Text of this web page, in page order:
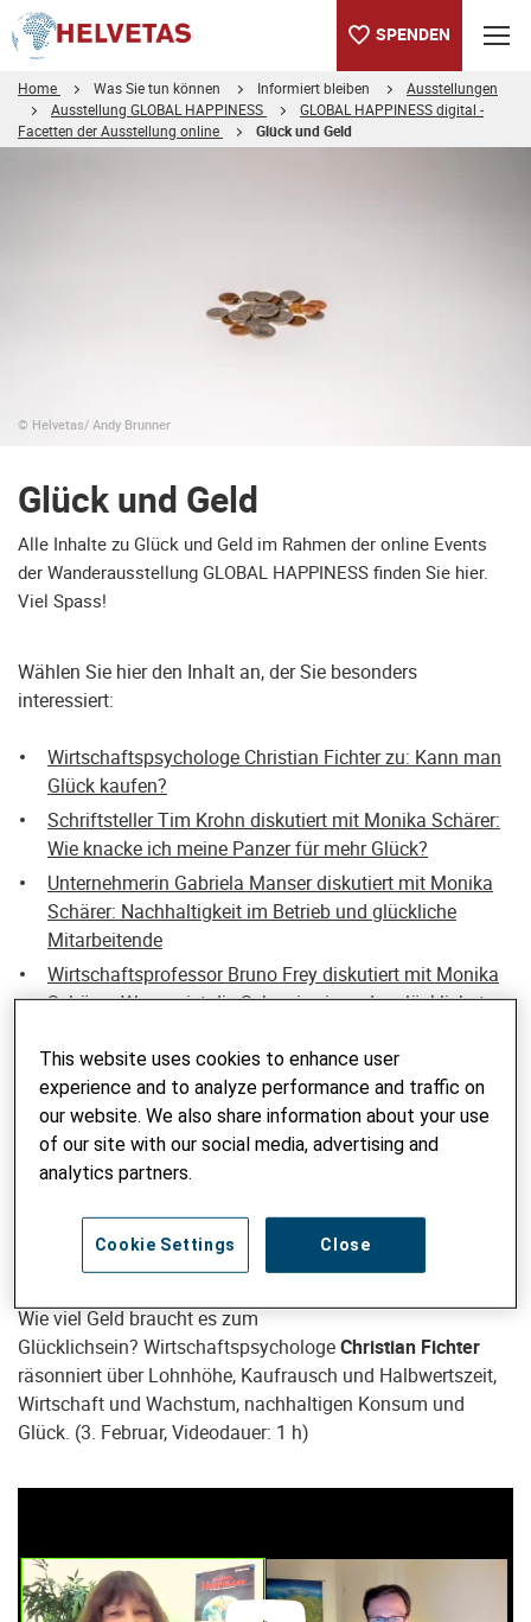
SPENDEN
Home Was Sie tun können Informiert bleiben
Ausstellungen
Ausstellung GLOBAL HAPPINESS
GLOBAL HAPPINESS digital -
Facetten der Ausstellung online
Glück und Geld
© Helvetas/ Andy Brunner
Glück und Geld
Alle Inhalte zu Glück und Geld im Rahmen der online Events
der Wanderausstellung GLOBAL HAPPINESS finden Sie hier.
Viel Spass!
Wählen Sie hier den Inhalt an, der Sie besonders
interessiert:
Wirtschaftspsychologe Christian Fichter zu: Kann man
Glück kaufen?
Schriftsteller Tim Krohn diskutiert mit Monika Schärer:
Wie knacke ich meine Panzer für mehr Glück?
Unternehmerin Gabriela Manser diskutiert mit Monika
Schärer: Nachhaltigkeit im Betrieb und glückliche
Mitarbeitende
Wirtschaftsprofessor Bruno Frey diskutiert mit Monika
Schärer: Warum ist die Schweiz eines der glücklichsten
Macht Geld glücklich? Der Ökonom Mathias
Binswanger über Glück und Geld
Weniger ist mehr? Die Minimalistin Mimi im Interview
Fünfwöchiger Online-Glückskurs mit je einer Lektion pro
ann man Glück kaufen?
Wie viel Geld braucht es zum
Glücklichsein? WirtschaftspsychologeChristian Fichter
räsonniert über Lohnhöhe, Kaufrausch und Halbwertszeit,
Wirtschaft und Wachstum, nachhaltigen Konsum und
Glück. (3. Februar, Videodauer: 1 h)
This website uses cookies to enhance user
experience and to analyze performance and traffic on
our website. We also share information about your use
of our site with our social media, advertising and
analytics partners.
Close
Cookie Settings